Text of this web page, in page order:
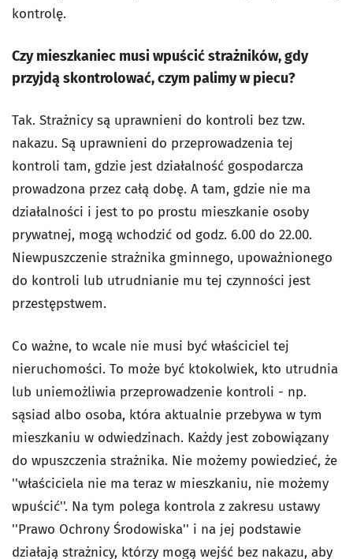
kontrolę.
Czy mieszkaniec musi wpuścić strażników, gdy
przyjdą skontrolować, czym palimy w piecu?
Tak. Strażnicy są uprawnieni do kontroli bez tzw.
nakazu. Są uprawnieni do przeprowadzenia tej
kontroli tam, gdzie jest działalność gospodarcza
prowadzona przez całą dobę. A tam, gdzie nie ma
działalności i jest to po prostu mieszkanie osoby
prywatnej, mogą wchodzić od godz. 6.00 do 22.00.
Niewpuszczenie strażnika gminnego, upoważnionego
do kontroli lub utrudnianie mu tej czynności jest
przestępstwem.
Co ważne, to wcale nie musi być właściciel tej
nieruchomości. To może być ktokolwiek, kto utrudnia
lub uniemożliwia przeprowadzenie kontroli - np.
sąsiad albo osoba, która aktualnie przebywa w tym
mieszkaniu w odwiedzinach. Każdy jest zobowiązany
do wpuszczenia strażnika. Nie możemy powiedzieć, że
''właściciela nie ma teraz w mieszkaniu, nie możemy
wpuścić''. Na tym polega kontrola z zakresu ustawy
''Prawo Ochrony Środowiska'' i na jej podstawie
działają strażnicy, którzy mogą wejść bez nakazu, aby